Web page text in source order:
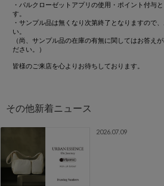
・パルクローゼットアプリの使用・ポイント付与
す。
・サンプル品は無くなり次第終了となりますので
い。
（尚、サンプル品の在庫の有無に関してはお答え
ださい。）
皆様のご来店を心よりお待ちしております。
2026.07.09